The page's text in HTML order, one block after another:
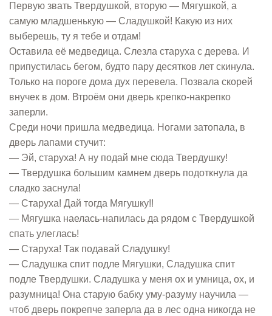
Первую звать Твердушкой, вторую — Мягушкой, а
самую младшенькую — Сладушкой! Какую из них
выберешь, ту я тебе и отдам!
Оставила её медведица. Слезла старуха с дерева. И
припустилась бегом, будто пару десятков лет скинула.
Только на пороге дома дух перевела. Позвала скорей
внучек в дом. Втроём они дверь крепко-накрепко
заперли.
Среди ночи пришла медведица. Ногами затопала, в
дверь лапами стучит:
— Эй, старуха! А ну подай мне сюда Твердушку!
— Твердушка большим камнем дверь подоткнула да
сладко заснула!
— Старуха! Дай тогда Мягушку!!
— Мягушка наелась-напилась да рядом с Твердушкой
спать улеглась!
— Старуха! Так подавай Сладушку!
— Сладушка спит подле Мягушки, Сладушка спит
подле Твердушки. Сладушка у меня ох и умница, ох, и
разумница! Она старую бабку уму-разуму научила —
чтоб дверь покрепче заперла да в лес одна никогда не